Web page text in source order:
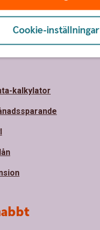
Cookie-inställningar
kalkylator